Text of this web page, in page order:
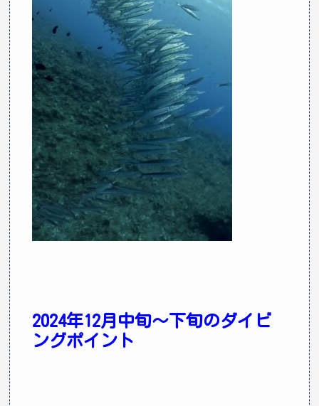
2024年12月中旬〜下旬のダイビ
ングポイント